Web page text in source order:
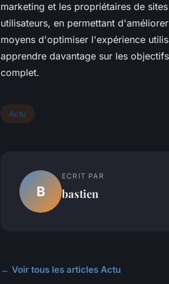
marketing et les propriétaires de
utilisateurs, en permettant
moyens d'optimiser l'expérience
apprendre davantage sur les
complet.
Actu
B
ECRIT PAR
bastien
← Voir tous les articles Actu